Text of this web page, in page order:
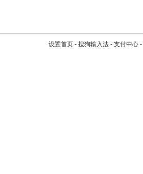
设置首页 - 搜狗输入法 - 支付中心 -